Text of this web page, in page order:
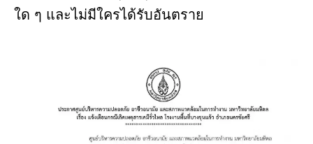
ใด ๆ และไม่มีใครได้รับอันตราย